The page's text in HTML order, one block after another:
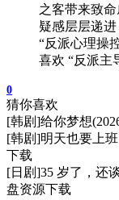
之客带来致
疑感层层递
“反派心理操
喜欢 “反派主
0
猜你喜欢
[韩剧]给你梦想
[韩剧]明天也要上
下载
[日剧]35 岁了，还
盘资源下载